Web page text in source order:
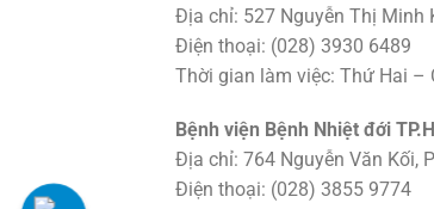
Địa chỉ: 527 Nguyễn Thị Minh
Điện thoại: (028) 3930 6489
Thời gian làm việc: Thứ Hai –
Bệnh viện Bệnh Nhiệt đới
Địa chỉ: 764 Nguyễn Văn Kối,
Điện thoại: (028) 3855 9774